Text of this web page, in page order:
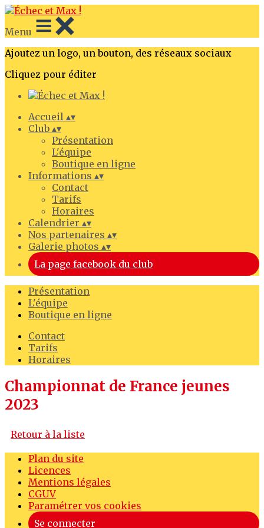
Menu
Ajoutez un logo, un bouton, des réseaux sociaux
Cliquez pour éditer
Accueil ▴▾
Club ▴▾
Présentation
L'équipe
Boutique en ligne
Informations ▴▾
Contact
Tarifs
Horaires
Calendrier ▴▾
Nos partenaires ▴▾
Galerie photos ▴▾
La page facebook du club
Présentation
L'équipe
Boutique en ligne
Contact
Tarifs
Horaires
Championnat de France jeunes
2023
Retour à la liste
Plan du site
Licences
Mentions légales
CGUV
Paramétrer vos cookies
Se connecter